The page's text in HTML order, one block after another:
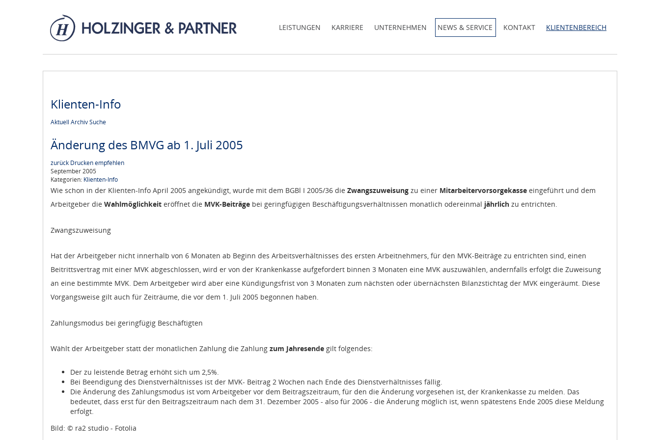
LEISTUNGEN KARRIERE UNTERNEHMEN NEWS & SERVICE KONTAKT KLIENTENBEREICH
Klienten-Info
Aktuell ArchivSuche
Änderung des BMVG ab 1. Juli 2005
zurück Druckenempfehlen
September 2005
Kategorien: Klienten-Info
Wie schon in der Klienten-Info April 2005 angekündigt, wurde mit dem BGBl I 2005/36 die Zwangszuweisung zu einer Mitarbeitervorsorgekasse eingeführt und dem
Arbeitgeber die Wahlmöglichkeit eröffnet die MVK-Beiträge bei geringfügigen Beschäftigungsverhältnissen monatlich odereinmal jährlich zu entrichten.
Zwangszuweisung
Hat der Arbeitgeber nicht innerhalb von 6 Monaten ab Beginn des Arbeitsverhältnisses des ersten Arbeitnehmers, für den MVK-Beiträge zu entrichten sind, einen
Beitrittsvertrag mit einer MVK abgeschlossen, wird er von der Krankenkasse aufgefordert binnen 3 Monaten eine MVK auszuwählen, andernfalls erfolgt die Zuweisung
an eine bestimmte MVK. Dem Arbeitgeber wird aber eine Kündigungsfrist von 3 Monaten zum nächsten oder übernächsten Bilanzstichtag der MVK eingeräumt. Diese
Vorgangsweise gilt auch für Zeiträume, die vor dem 1. Juli 2005 begonnen haben.
Zahlungsmodus bei geringfügig Beschäftigten
Wählt der Arbeitgeber statt der monatlichen Zahlung die Zahlung zum Jahresende gilt folgendes:
Der zu leistende Betrag erhöht sich um 2,5%.
Bei Beendigung des Dienstverhältnisses ist der MVK- Beitrag 2 Wochen nach Ende des Dienstverhältnisses fällig.
Die Änderung des Zahlungsmodus ist vom Arbeitgeber vor dem Beitragszeitraum, für den die Änderung vorgesehen ist, der Krankenkasse zu melden. Das
bedeutet, dass erst für den Beitragszeitraum nach dem 31. Dezember 2005 - also für 2006 - die Änderung möglich ist, wenn spätestens Ende 2005 diese Meldung
erfolgt.
Bild: © ra2 studio - Fotolia